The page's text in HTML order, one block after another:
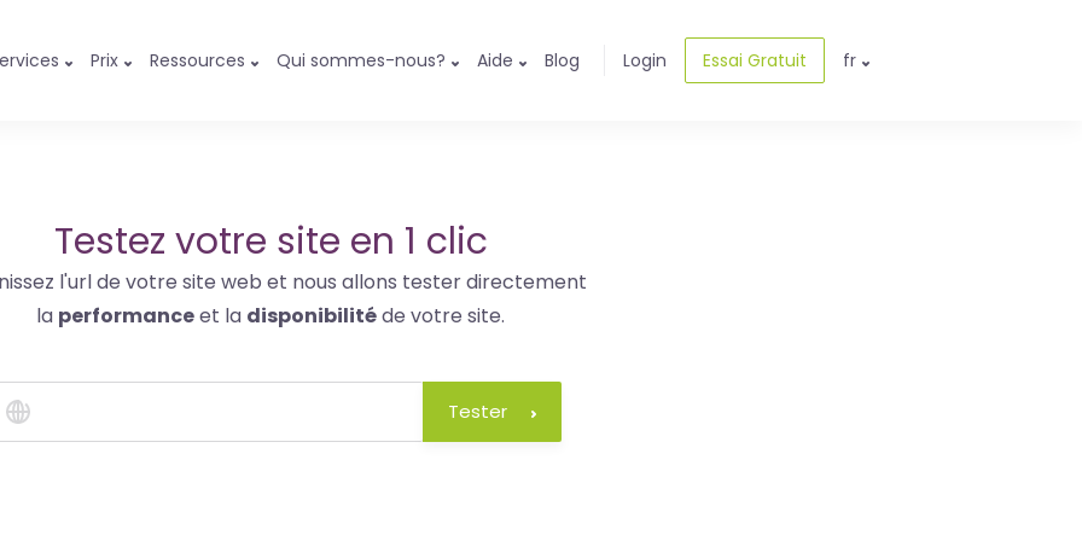
Prix Ressources Qui sommes-nous? Aide Blog Login Essai Gratuit fr
Testez votre site en 1 clic
l'url de votre site web et nous allons tester directement
la performanceet la disponibilitéde votre site.
Tester